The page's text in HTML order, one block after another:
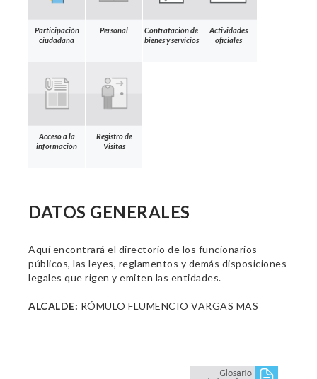
Participación
ciudadana
Personal
Contratación de
bienes y servicios
Actividades
oficiales
Acceso a la
información
Registro de
Visitas
DATOS GENERALES
Aquí encontrará el directorio de los funcionarios
públicos, las leyes, reglamentos y demás disposiciones
legales que rigen y emiten las entidades.
ALCALDE: RÓMULO FLUMENCIO VARGAS MAS